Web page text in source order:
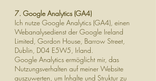
7. Google Analytics (GA4)
Ich nutze Google Analytics (GA4), einen
Webanalysedienst der Google Ireland
Limited, Gordon House, Barrow Street,
Dublin, D04 E5W5, Irland.
Google Analytics ermöglicht mir, das
Nutzungsverhalten auf meiner Website
auszuwerten, um Inhalte und Struktur zu